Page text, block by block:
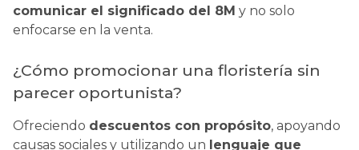
comunicar el significado del 8M y no solo
enfocarse en la venta.
¿Cómo promocionar una floristería sin
parecer oportunista?
Ofreciendo descuentos con propósito, apoyando
causas sociales y utilizando un lenguaje que